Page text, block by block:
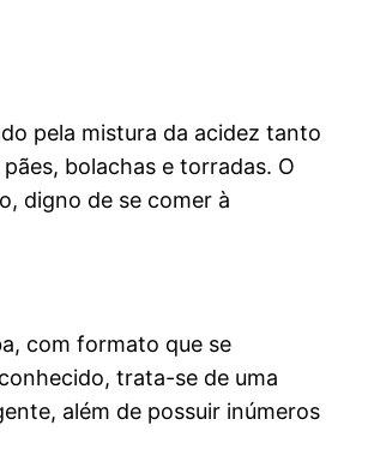
pela mistura da acidez tanto
bolachas e torradas. O
digno de se comer à
com formato que se
trata-se de uma
além de possuir inúmeros